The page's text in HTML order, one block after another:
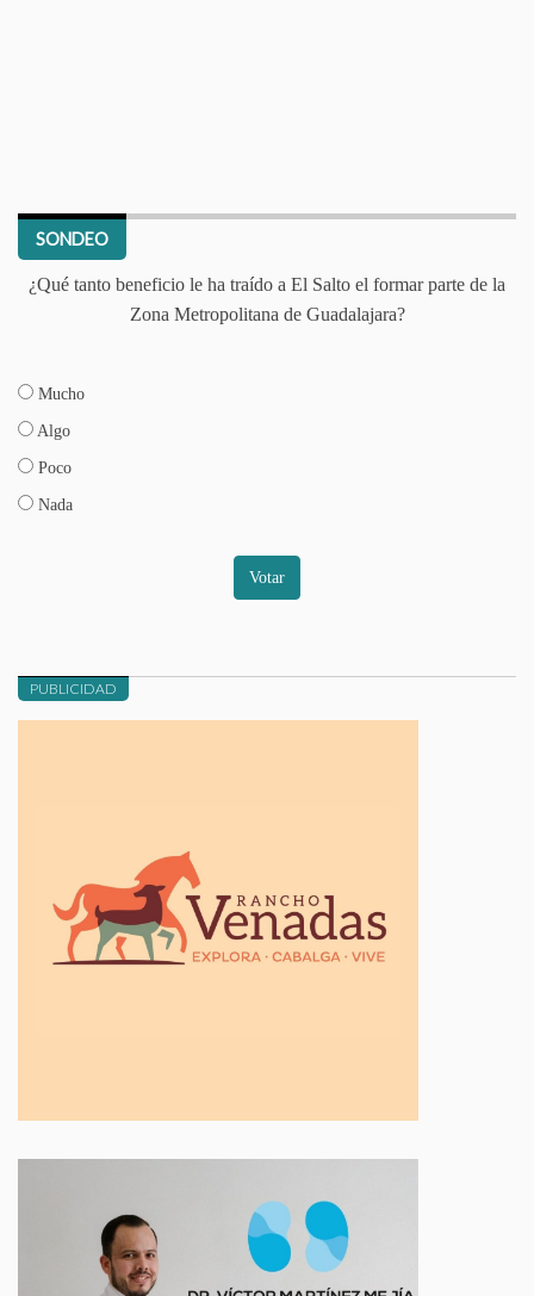
SONDEO
¿Qué tanto beneficio le ha traído a El Salto el formar parte de la
Zona Metropolitana de Guadalajara?
Mucho
Algo
Poco
Nada
Votar
PUBLICIDAD